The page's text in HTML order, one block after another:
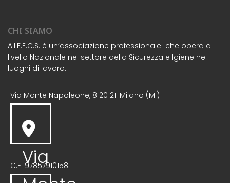
CHI SIAMO
A.I.F.E.C.S. è un’associazione professionale che opera a
livello Nazionale nel settore della Sicurezza e Igiene nei
luoghi di lavoro.
Via Monte Napoleone, 8 20121-Milano (MI)
Via
C.F. 97857910158